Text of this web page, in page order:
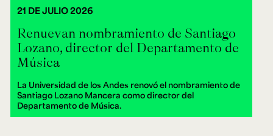
Renuevan nombramiento de Santiago
Lozano, director del Departamento de
Música
La Universidad de los Andes renovó el nombramiento de
Santiago Lozano Mancera como director del
Departamento de Música.
21 DE JULIO 2026